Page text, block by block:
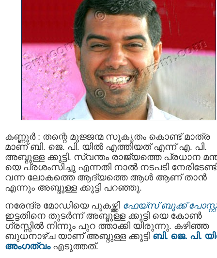
കണ്ണൂര്‍ : തന്റെ മുജ്ജന്മ സുകൃതം കൊണ്ട് മാത്ര
മാണ് ബി. ജെ. പി. യില്‍ എത്തിയത് എന്ന് എ. പി.
അബ്ദുള്ള ക്കുട്ടി. സ്വന്തം രാജ്യത്തെ പ്രധാന
യെ പ്രശംസിച്ചു എന്നതി നാല്‍ നടപടി
വന്ന ലോകത്തെ ആദ്യത്തെ ആള്‍ ആണ് താന്‍
എന്നും അബ്ദുള്ള ക്കുട്ടി പറഞ്ഞു.
നരേന്ദ്ര മോഡിയെ പുകഴ്ത്തി ഫേയ്സ് ബുക്ക് പോസ്റ്റ്
ഇട്ടതിനെ തുടര്‍ന്ന് അബ്ദുള്ള ക്കുട്ടി യെ കോണ്‍
ഗ്രസ്സില്‍ നിന്നും പുറ ത്താക്കി യിരുന്നു. കഴിഞ്ഞ
ബുധനാഴ്ച യാണ് അബ്ദുള്ള ക്കുട്ടി ബി. ജെ. പി.
അംഗത്വംഎടുത്തത്.